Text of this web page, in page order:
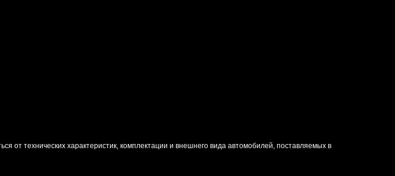
от технических характеристик, комплектации и внешнего вида автомобилей, поставляемых в